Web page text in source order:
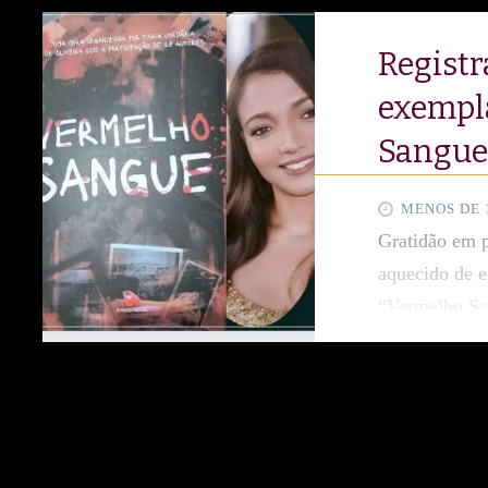
MENOS DE
Gratidão em
aquecido de
“Vermelho
Maria